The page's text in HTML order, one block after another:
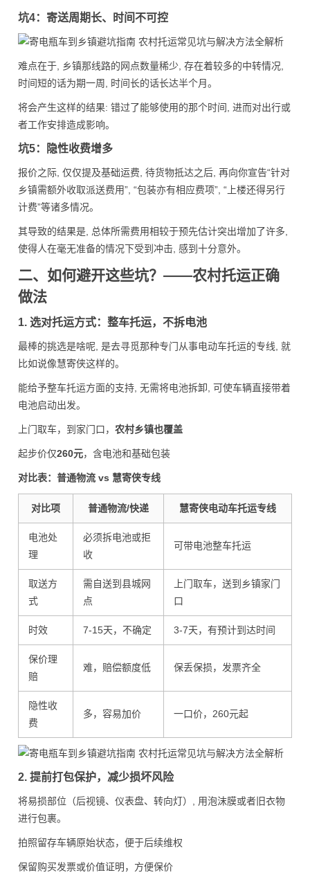
坑4：寄送周期长、时间不可控
难点在于, 乡镇那线路的网点数量稀少, 存在着较多的中转情况,
时间短的话为期一周, 时间长的话长达半个月。
将会产生这样的结果: 错过了能够使用的那个时间, 进而对出行或
者工作安排造成影响。
坑5：隐性收费增多
报价之际, 仅仅提及基础运费, 待货物抵达之后, 再向你宣告“针对
乡镇需额外收取派送费用”, “包装亦有相应费项”, “上楼还得另行
计费”等诸多情况。
其导致的结果是, 总体所需费用相较于预先估计突出增加了许多,
使得人在毫无准备的情况下受到冲击, 感到十分意外。
二、如何避开这些坑？——农村托运正确
做法
1. 选对托运方式：整车托运，不拆电池
最棒的挑选是啥呢, 是去寻觅那种专门从事电动车托运的专线, 就
比如说像慧寄侠这样的。
能给予整车托运方面的支持, 无需将电池拆卸, 可使车辆直接带着
电池启动出发。
上门取车，到家门口， 农村乡镇也覆盖
起步价仅260元，含电池和基础包装
对比表：普通物流 vs 慧寄侠专线
对比项 普通物流/快递 慧寄侠电动车托运专线
电池处
理
必须拆电池或拒
收
可带电池整车托运
取送方
式
需自送到县城网
点
上门取车，送到乡镇家门
口
时效 7-15天，不确定 3-7天，有预计到达时间
保价理
赔
难，赔偿额度低 保丢保损，发票齐全
隐性收
费
多，容易加价 一口价，260元起
2. 提前打包保护，减少损坏风险
将易损部位（后视镜、仪表盘、转向灯）, 用泡沫膜或者旧衣物
进行包裹。
拍照留存车辆原始状态，便于后续维权
保留购买发票或价值证明，方便保价